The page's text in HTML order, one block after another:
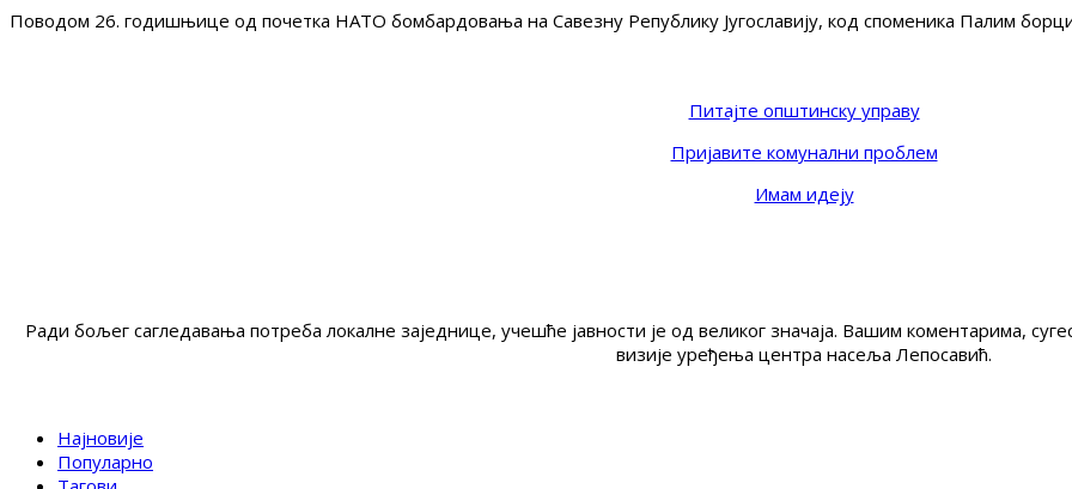
Поводом 26. годишњице од почетка НАТО бомбардовања на Савезну Републику Југославију, код споменика Палим
Питајте општинску управу
Пријавите комунални проблем
Имам идеју
Ради бољег сагледавања потреба локалне заједнице, учешће јавности је од великог значаја. Вашим коментарима,
визије уређења центра насеља Лепосавић.
Најновије
Популарно